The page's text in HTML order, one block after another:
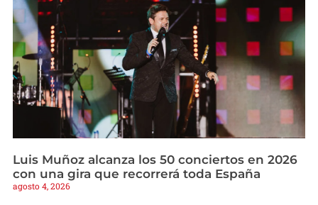
Luis Muñoz alcanza los 50 conciertos en 2026
con una gira que recorrerá toda España
agosto 4, 2026